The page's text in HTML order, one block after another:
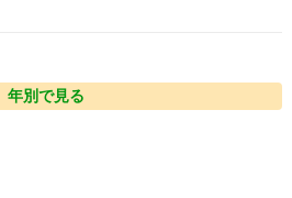
年別で見る
ジ